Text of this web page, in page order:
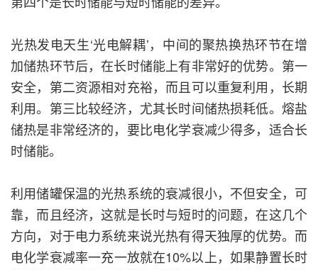
光热发电天生‘光电解耦’，中间的聚热换热环节在增
加储热环节后，在长时储能上有非常好的优势。第一
安全，第二资源相对充裕，而且可以重复利用，长期
利用。第三比较经济，尤其长时间储热损耗低。熔盐
储热是非常经济的，要比电化学衰减少得多，适合长
时储能。
利用储罐保温的光热系统的衰减很小，不但安全，可
靠，而且经济，这就是长时与短时的问题，在这几个
方向，对于电力系统来说光热有得天独厚的优势。而
电化学衰减率一充一放就在10%以上，如果静置长时